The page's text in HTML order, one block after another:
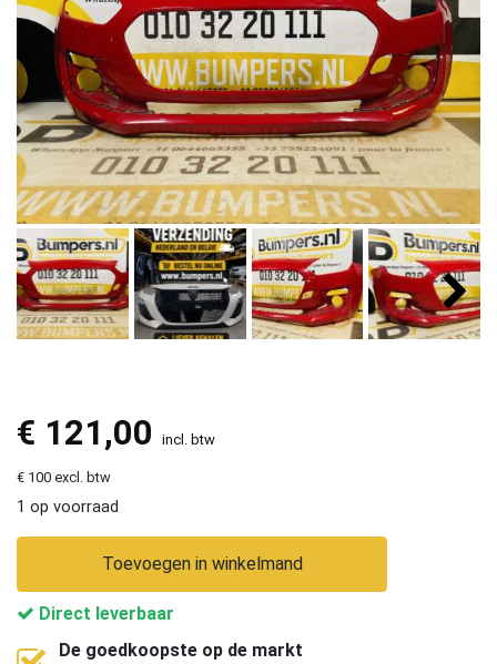
€ 121,00 incl. btw
€ 100 excl. btw
1 op voorraad
Toevoegen in winkelmand
Direct leverbaar
De goedkoopste op de markt